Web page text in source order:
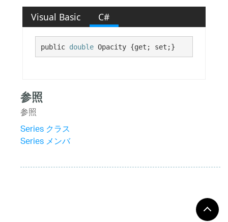
Visual Basic C#
public double Opacity {get; set;}
参照
参照
Series クラス
Series メンバ